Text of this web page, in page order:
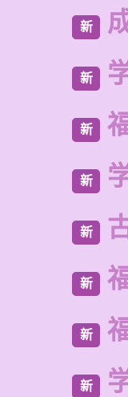
新
新
新
新
新
新
新
新